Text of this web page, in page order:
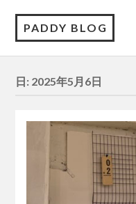
PADDY BLOG
日: 2025年5月6日